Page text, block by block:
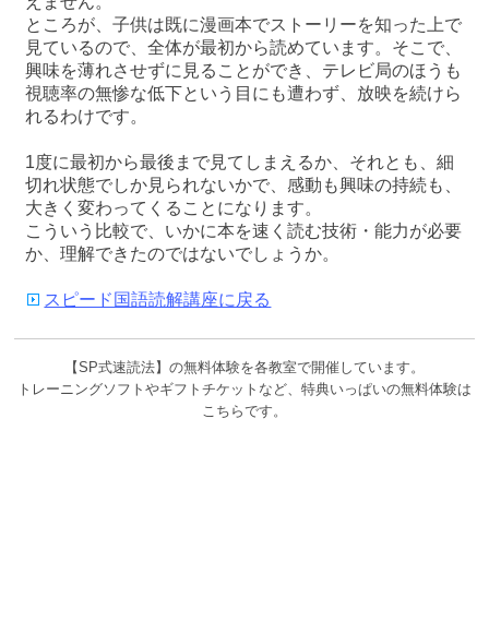
ところが、子供は既に漫画本でストーリーを知った上で
見ているので、全体が最初から読めています。そこで、
興味を薄れさせずに見ることができ、テレビ局のほうも
視聴率の無惨な低下という目にも遭わず、放映を続けら
れるわけです。
1度に最初から最後まで見てしまえるか、それとも、細
切れ状態でしか見られないかで、感動も興味の持続も、
大きく変わってくることになります。
こういう比較で、いかに本を速く読む技術・能力が必要
か、理解できたのではないでしょうか。
スピード国語読解講座に戻る
【SP式速読法】の無料体験を各教室で開催しています。
トレーニングソフトやギフトチケットなど、特典いっぱいの無料体験は
こちらです。